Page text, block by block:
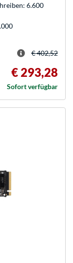
6.600
€ 402,52
€ 293,28
Sofort verfügbar